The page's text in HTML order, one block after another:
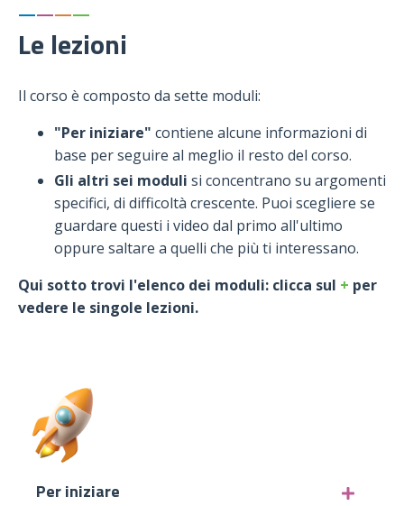
————
Le lezioni
Il corso è composto da sette moduli:
"Per iniziare" contiene alcune informazioni di
base per seguire al meglio il resto del corso.
Gli altri sei moduli si concentrano su argomenti
specifici, di difficoltà crescente. Puoi scegliere se
guardare questi i video dal primo all'ultimo
oppure saltare a quelli che più ti interessano.
Qui sotto trovi l'elenco dei moduli: clicca sul + per
vedere le singole lezioni.
Per iniziare